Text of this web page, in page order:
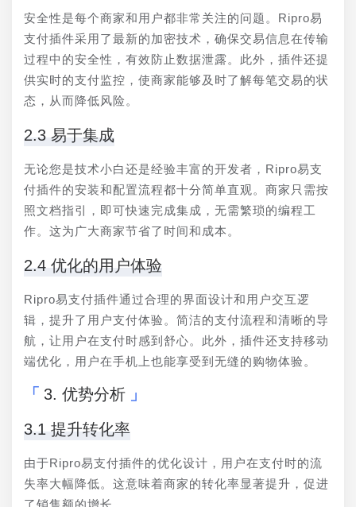
安全性是每个商家和用户都非常关注的问题。Ripro易
支付插件采用了最新的加密技术，确保交易信息在传输
过程中的安全性，有效防止数据泄露。此外，插件还提
供实时的支付监控，使商家能够及时了解每笔交易的状
态，从而降低风险。
2.3 易于集成
无论您是技术小白还是经验丰富的开发者，Ripro易支
付插件的安装和配置流程都十分简单直观。商家只需按
照文档指引，即可快速完成集成，无需繁琐的编程工
作。这为广大商家节省了时间和成本。
2.4 优化的用户体验
Ripro易支付插件通过合理的界面设计和用户交互逻
辑，提升了用户支付体验。简洁的支付流程和清晰的导
航，让用户在支付时感到舒心。此外，插件还支持移动
端优化，用户在手机上也能享受到无缝的购物体验。
3. 优势分析
3.1 提升转化率
由于Ripro易支付插件的优化设计，用户在支付时的流
失率大幅降低。这意味着商家的转化率显著提升，促进
了销售额的增长。